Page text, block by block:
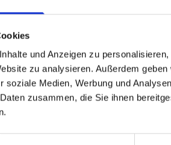
und Anzeigen zu
zu analysieren. Außerdem
soziale Medien, Werbung und
zusammen, die Sie ihnen
- Seit 1963 im
geht.
und die Montage von Verteilern,
Elektrogeräten, Elektroheizungen,
sowie die abschließende Messung